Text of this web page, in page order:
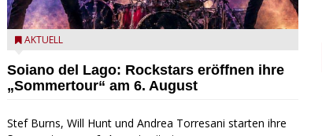
Stef Burns, Will Hunt und Andrea Torresani im Summer
AKTUELL
Soiano del Lago: Rockstars eröffnen ihre
„Sommertour“ am 6. August
Stef Burns, Will Hunt und Andrea Torresani starten ihre